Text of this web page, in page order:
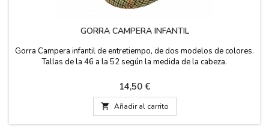
GORRA CAMPERA INFANTIL
Gorra Campera infantil de entretiempo, de dos modelos de colores.
Tallas de la 46 a la 52 según la medida de la cabeza.
Precio
14,50 €
 Añadir al carrito